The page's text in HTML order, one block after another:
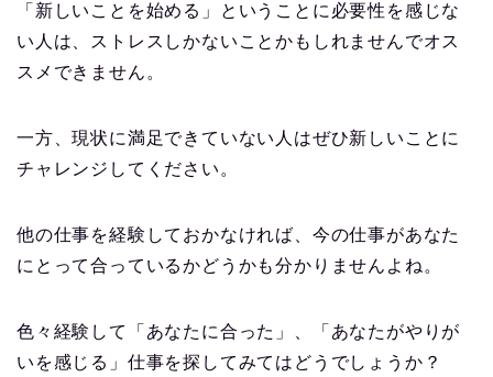
「新しいことを始める」ということに必要性を感じな
い人は、ストレスしかないことかもしれませんでオス
スメできません。
一方、現状に満足できていない人はぜひ新しいことに
チャレンジしてください。
他の仕事を経験しておかなければ、今の仕事があなた
にとって合っているかどうかも分かりませんよね。
色々経験して「あなたに合った」、「あなたがやりが
いを感じる」仕事を探してみてはどうでしょうか？